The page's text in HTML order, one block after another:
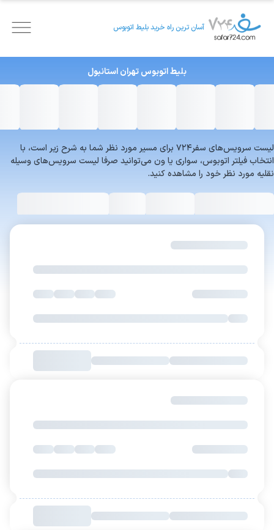
آسان ترین راه خرید بلیط اتوبوس
بلیط اتوبوستهراناستانبول
لیست سرویس‌های سفر۷۲۴ برای مسیر مورد نظر شما به شرح زیر است، با
انتخاب فیلتر اتوبوس، سواری یا ون می‌توانید صرفا لیست سرویس‌های وسیله
نقلیه مورد نظر خود را مشاهده کنید.